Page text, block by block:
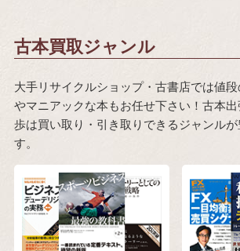
古本買取ジャンル
大手リサイクルショップ・古書店では値
やマニアックな本もお任せ下さい！古本
歩は買い取り・引き取りできるジャンルが
す。